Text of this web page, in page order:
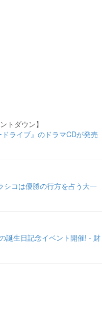
トダウン】
ライブ』のドラマCDが発売
シコは優勝の行方を占う大一
誕生日記念イベント開催! - 財